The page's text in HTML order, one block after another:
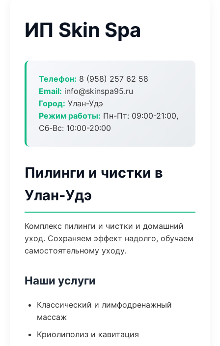
ИП Skin Spa
Телефон: 8 (958) 257 62 58
Email: info@skinspa95.ru
Город: Улан-Удэ
Режим работы: Пн-Пт: 09:00-21:00,
Сб-Вс: 10:00-20:00
Пилинги и чистки в
Улан-Удэ
Комплекс пилинги и чистки и домашний
уход. Сохраняем эффект надолго, обучаем
самостоятельному уходу.
Наши услуги
Классический и лимфодренажный
массаж
Криолиполиз и кавитация